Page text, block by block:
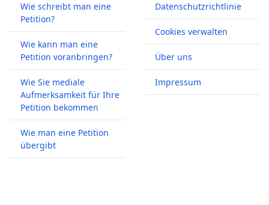
Wie schreibt man eine
Petition?
Wie kann man eine
Petition voranbringen?
Wie Sie mediale
Aufmerksamkeit für Ihre
Petition bekommen
Wie man eine Petition
übergibt
Datenschutzrichtlinie
Cookies verwalten
Über uns
Impressum